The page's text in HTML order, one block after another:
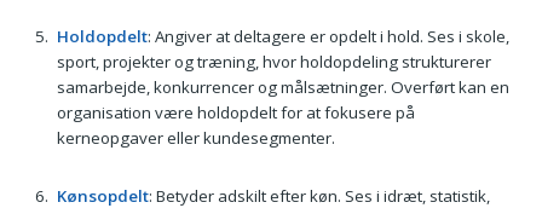
Holdopdelt: Angiver at deltagere er opdelt i hold. Ses i skole,
sport, projekter og træning, hvor holdopdeling strukturerer
samarbejde, konkurrencer og målsætninger. Overført kan en
organisation være holdopdelt for at fokusere på
kerneopgaver eller kundesegmenter.
Kønsopdelt: Betyder adskilt efter køn. Ses i idræt, statistik,